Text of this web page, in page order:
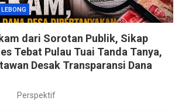
dari Sorotan Publik, Sikap
Tebat Pulau Tuai Tanda Tanya,
Desak Transparansi Dana
Perspektif